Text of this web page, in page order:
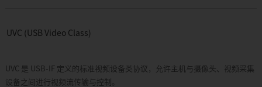
UVC (USB Video Class)
UVC 是 USB-IF 定义的标准视频设备类协议，允许主机与摄像头、视频采集
设备之间进行视频流传输与控制。